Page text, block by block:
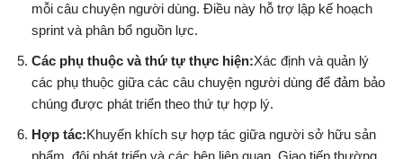
mỗi câu chuyện người dùng. Điều này hỗ trợ lập kế hoạch
sprint và phân bổ nguồn lực.
Các phụ thuộc và thứ tự thực hiện:Xác định và quản lý
các phụ thuộc giữa các câu chuyện người dùng để đảm bảo
chúng được phát triển theo thứ tự hợp lý.
Hợp tác:Khuyến khích sự hợp tác giữa người sở hữu sản